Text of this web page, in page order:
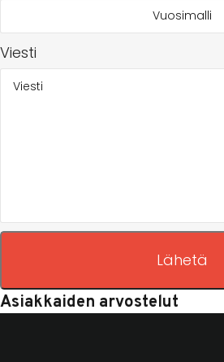
Viesti
Lähetä
Asiakkaiden arvostelut